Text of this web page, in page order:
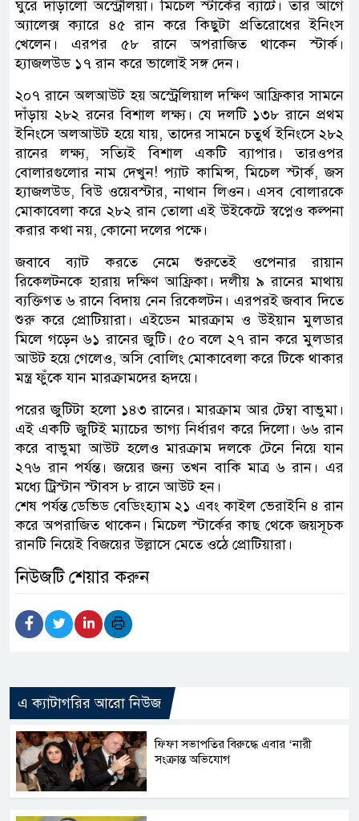
ঘুরে দাঁড়ালো অস্ট্রেলিয়া। মিচেল স্টার্কের ব্যাটে। তার আগে
অ্যালেক্স ক্যারে ৪৫ রান করে কিছুটা প্রতিরোধের ইনিংস
খেলেন। এরপর ৫৮ রানে অপরাজিত থাকেন স্টার্ক।
হ্যাজলউড ১৭ রান করে ভালোই সঙ্গ দেন।
২০৭ রানে অলআউট হয় অস্ট্রেলিয়াল দক্ষিণ আফ্রিকার সামনে
দাঁড়ায় ২৮২ রনের বিশাল লক্ষ্য। যে দলটি ১৩৮ রানে প্রথম
ইনিংসে অলআউট হয়ে যায়, তাদের সামনে চতুর্থ ইনিংসে ২৮২
রানের লক্ষ্য, সত্যিই বিশাল একটি ব্যাপার। তারওপর
বোলারগুলোর নাম দেখুন! প্যাট কামিন্স, মিচেল স্টার্ক, জস
হ্যাজলউড, বিউ ওয়েবস্টার, নাথান লিওন। এসব বোলারকে
মোকাবেলা করে ২৮২ রান তোলা এই উইকেটে স্বপ্নেও কল্পনা
করার কথা নয়, কোনো দলের পক্ষে।
জবাবে ব্যাট করতে নেমে শুরুতেই ওপেনার রায়ান
রিকেলটনকে হারায় দক্ষিণ আফ্রিকা। দলীয় ৯ রানের মাথায়
ব্যক্তিগত ৬ রানে বিদায় নেন রিকেলটন। এরপরই জবাব দিতে
শুরু করে প্রোটিয়ারা। এইডেন মারক্রাম ও উইয়ান মুলডার
মিলে গড়েন ৬১ রানের জুটি। ৫০ বলে ২৭ রান করে মুলডার
আউট হয়ে গেলেও, অসি বোলিং মোকাবেলা করে টিকে থাকার
মন্ত্র ফুঁকে যান মারক্রামদের হৃদয়ে।
পরের জুটিটা হলো ১৪৩ রানের। মারক্রাম আর টেম্বা বাভুমা।
এই একটি জুটিই ম্যাচের ভাগ্য নির্ধারণ করে দিলো। ৬৬ রান
করে বাভুমা আউট হলেও মারক্রাম দলকে টেনে নিয়ে যান
২৭৬ রান পর্যন্ত। জয়ের জন্য তখন বাকি মাত্র ৬ রান। এর
মধ্যে ট্রিস্টান স্টাবস ৮ রানে আউট হন।
শেষ পর্যন্ত ডেভিড বেডিংহ্যাম ২১ এবং কাইল ভেরাইনি ৪ রান
করে অপরাজিত থাকেন। মিচেল স্টার্কের কাছ থেকে জয়সূচক
রানটি নিয়েই বিজয়ের উল্লাসে মেতে ওঠে প্রোটিয়ারা।
নিউজটি শেয়ার করুন
এ ক্যাটাগরির আরো নিউজ
ফিফা সভাপতির বিরুদ্ধে এবার ‘নারী
সংক্রান্ত অভিযোগ